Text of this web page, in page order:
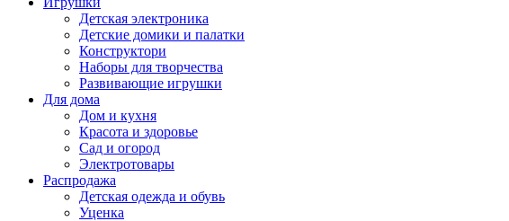
Детская электроника
Детские домики и палатки
Конструктори
Наборы для творчества
Развивающие игрушки
Для дома
Дом и кухня
Красота и здоровье
Сад и огород
Электротовары
Распродажа
Детская одежда и обувь
Уценка